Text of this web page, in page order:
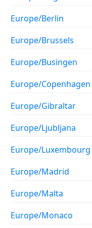
Europe/Berlin
Europe/Brussels
Europe/Busingen
Europe/Copenhagen
Europe/Gibraltar
Europe/Ljubljana
Europe/Luxembourg
Europe/Madrid
Europe/Malta
Europe/Monaco